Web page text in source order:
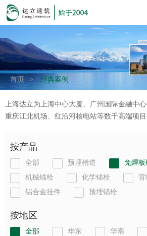
首页 > 经典案例
上海达立为上海中心大厦、广州国际金融中心
重庆江北机场、红沿河核电站等数千高端项目
按产品
全部 预埋槽道
免焊板
机械锚栓
化学锚栓
背
铝合金挂件
预埋锚栓
按地区
全部 华东 华南